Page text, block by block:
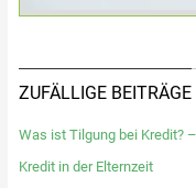
ZUFÄLLIGE BEITRÄGE
Was ist Tilgung bei Kredit?
Kredit in der Elternzeit